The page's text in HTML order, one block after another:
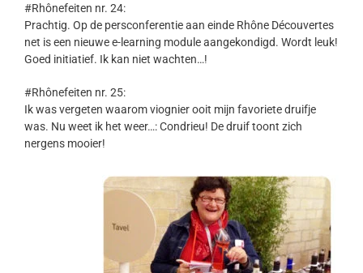
#Rhônefeiten nr. 24:
Prachtig. Op de persconferentie aan einde Rhône Découvertes
net is een nieuwe e-learning module aangekondigd. Wordt leuk!
Goed initiatief. Ik kan niet wachten…!
#Rhônefeiten nr. 25:
Ik was vergeten waarom viognier ooit mijn favoriete druifje
was. Nu weet ik het weer…: Condrieu! De druif toont zich
nergens mooier!